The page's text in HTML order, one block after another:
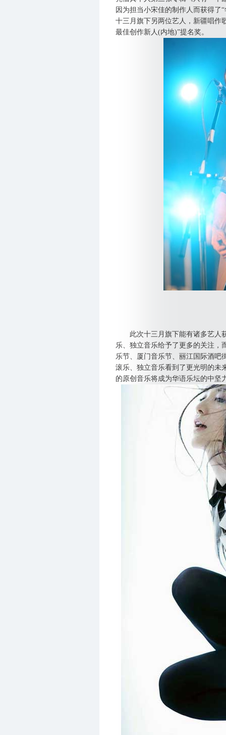
因为担当小宋佳的制作人而获得了
十三月旗下另两位艺人，新疆唱作
最佳创作新人(内地)”提名奖。
此次十三月旗下能有诸多艺人
乐、独立音乐给予了更多的关注，
乐节、厦门音乐节、丽江国际酒吧
滚乐、独立音乐看到了更光明的未
的原创音乐将成为华语乐坛的中坚